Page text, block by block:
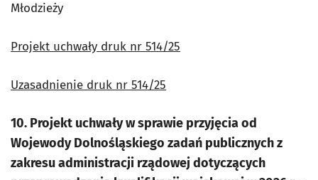
Młodzieży
Projekt uchwały druk nr 514/25
Uzasadnienie druk nr 514/25
10. Projekt uchwały w sprawie przyjęcia od
Wojewody Dolnośląskiego zadań publicznych z
zakresu administracji rządowej dotyczących